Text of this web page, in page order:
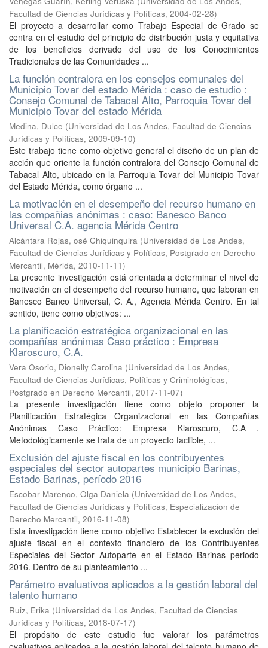
Facultad de Ciencias Jurídicas y Políticas, 2004-02-28)
El proyecto a desarrollar como Trabajo Especial de Grado se
centra en el estudio del principio de distribución justa y equitativa
de los beneficios derivado del uso de los Conocimientos
Tradicionales de las Comunidades ...
La función contralora en los consejos comunales del
Municipio Tovar del estado Mérida : caso de estudio :
Consejo Comunal de Tabacal Alto, Parroquia Tovar del
Municipio Tovar del estado Mérida
Medina, Dulce (Universidad de Los Andes, Facultad de Ciencias
Jurídicas y Políticas, 2009-09-10)
Este trabajo tiene como objetivo general el diseño de un plan de
acción que oriente la función contralora del Consejo Comunal de
Tabacal Alto, ubicado en la Parroquia Tovar del Municipio Tovar
del Estado Mérida, como órgano ...
La motivación en el desempeño del recurso humano en
las compañias anónimas : caso: Banesco Banco
Universal C.A. agencia Mérida Centro
Alcántara Rojas, osé Chiquinquira (Universidad de Los Andes,
Facultad de Ciencias Jurídicas y Políticas, Postgrado en Derecho
Mercantil, Mérida, 2010-11-11)
La presente investigación está orientada a determinar el nivel de
motivación en el desempeño del recurso humano, que laboran en
Banesco Banco Universal, C. A., Agencia Mérida Centro. En tal
sentido, tiene como objetivos: ...
La planificación estratégica organizacional en las
compañías anónimas Caso práctico : Empresa
Klaroscuro, C.A.
Vera Osorio, Dionelly Carolina (Universidad de Los Andes,
Facultad de Ciencias Jurídicas, Políticas y Criminológicas,
Postgrado en Derecho Mercantil, 2017-11-07)
La presente investigación tiene como objeto proponer la
Planificación Estratégica Organizacional en las Compañías
Anónimas Caso Práctico: Empresa Klaroscuro, C.A .
Metodológicamente se trata de un proyecto factible, ...
Exclusión del ajuste fiscal en los contribuyentes
especiales del sector autopartes municipio Barinas,
Estado Barinas, período 2016
Escobar Marenco, Olga Daniela (Universidad de Los Andes,
Facultad de Ciencias Jurídicas y Políticas, Especializacion de
Derecho Mercantil, 2016-11-08)
Esta investigación tiene como objetivo Establecer la exclusión del
ajuste fiscal en el contexto financiero de los Contribuyentes
Especiales del Sector Autoparte en el Estado Barinas periodo
2016. Dentro de su planteamiento ...
Parámetro evaluativos aplicados a la gestión laboral del
talento humano
Ruiz, Erika (Universidad de Los Andes, Facultad de Ciencias
Jurídicas y Políticas, 2018-07-17)
El propósito de este estudio fue valorar los parámetros